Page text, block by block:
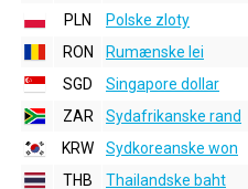
PLN
Polske zloty
RON
Rumænske lei
SGD
Singapore dollar
ZAR
Sydafrikanske rand
KRW
Sydkoreanske won
THB
Thailandske baht